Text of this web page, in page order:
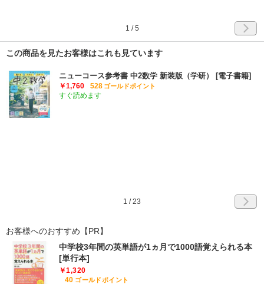
1 /5
この商品を見たお客様はこれも見ています
ニューコース参考書 中2数学 新装版（学研） [電子書籍]
￥1,760 528 ゴールドポイント
すぐ読めます
1 /23
お客様へのおすすめ【PR】
中学校3年間の英単語が1ヵ月で1000語覚えられる本
[単行本]
￥1,320
40 ゴールドポイント